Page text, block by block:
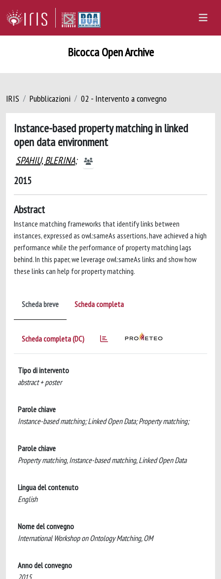
Bicocca Open Archive
IRIS Pubblicazioni 02 - Intervento a convegno
Instance-based property matching in linked
open data environment
SPAHIU, BLERINA;
2015
Abstract
Instance matching frameworks that identify links between
instances, expressed as owl:sameAs assertions, have achieved a high
performance while the performance of property matching lags
behind. In this paper, we leverage owl:sameAs links and show how
these links can help for property matching.
Scheda breve Scheda completa
Scheda completa (DC)
Tipo di intervento
abstract + poster
Parole chiave
Instance-based matching; Linked Open Data; Property matching;
Parole chiave
Property matching, Instance-based matching, Linked Open Data
Lingua del contenuto
English
Nome del convegno
International Workshop on Ontology Matching, OM
Anno del convegno
2015